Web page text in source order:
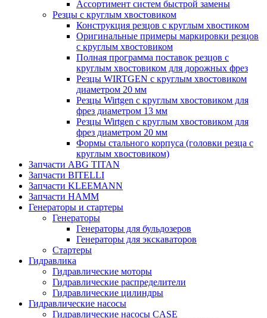
Ассортимент систем быстрой замены
Резцы с круглым хвостовиком
Конструкция резцов с круглым хвостиком
Оригинальные примеры маркировки резцов
с круглым хвостовиком
Полная программа поставок резцов с
круглым хвостовиком для дорожных фрез
Резцы WIRTGEN с круглым хвостовиком
диаметром 20 мм
Резцы Wirtgen с круглым хвостовиком для
фрез диаметром 13 мм
Резцы Wirtgen с круглым хвостовиком для
фрез диаметром 20 мм
Формы стального корпуса (головки резца с
круглым хвостовиком)
Запчасти ABG TITAN
Запчасти BITELLI
Запчасти KLEEMANN
Запчасти HAMM
Генераторы и стартеры
Генераторы
Генераторы для бульдозеров
Генераторы для экскаваторов
Стартеры
Гидравлика
Гидравлические моторы
Гидравлические распределители
Гидравлические цилиндры
Гидравлические насосы
Гидравлические насосы CASE